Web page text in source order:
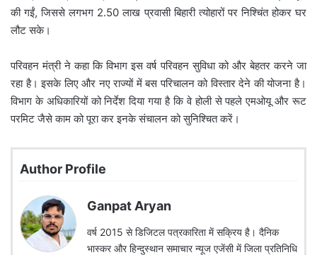
की गईं, जिससे लगभग 2.50 लाख प्रवासी बिहारी त्योहारों पर निश्चिंत होकर घर
लौट सके।
परिवहन मंत्री ने कहा कि विभाग इस वर्ष परिवहन सुविधा को और बेहतर करने जा
रहा है। इसके लिए और नए राज्यों में बस परिचालन को विस्तार देने की योजना है।
विभाग के अधिकारियों को निर्देश दिया गया है कि वे होली से पहले एमओयू और रूट
परमिट जैसे काम को पूरा कर इनके संचालन को सुनिश्चित करें।
Author Profile
Ganpat Aryan
वर्ष 2015 से डिजिटल पत्रकारिता में सक्रिय है। दैनिक
भास्कर और हिन्दुस्थान समाचार न्यूज एजेंसी में जिला प्रतिनिधि